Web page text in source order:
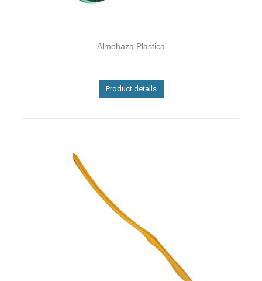
Almohaza Plastica
Product details